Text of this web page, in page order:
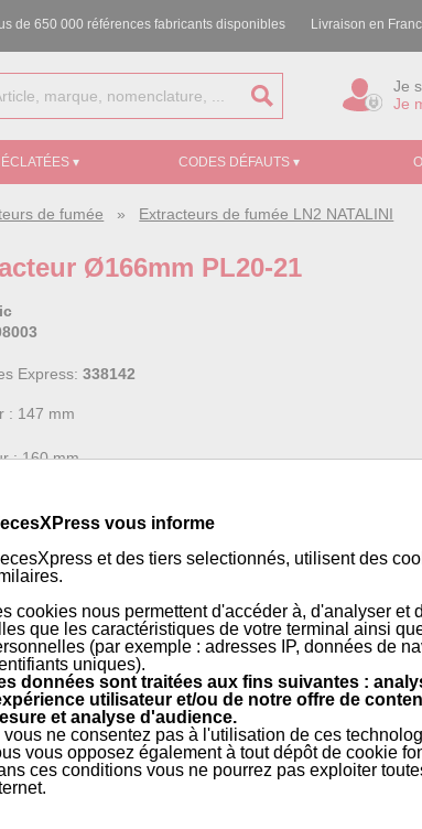
de 650 000 références fabricants disponibles Livraison en
Je
Je
▾ CODES DÉFAUTS ▾
de fumée » Extracteurs de fumée LN2 NATALINI
Ø166mm PL20-21
Express: 338142
: 147 mm
: 160 mm
SANS AMIANTE pour les extracteurs de fumées
- LN2 NATALINI SIT GROUP PL20 - PL21. Il résiste...
l'article
vous informe
et des tiers selectionnés, utilisent des
cookies nous permettent d'accéder à, d'analyser et
que les caractéristiques de votre terminal ainsi
(par exemple : adresses IP, données de
uniques).
données sont traitées aux fins suivantes :
utilisateur et/ou de notre offre de
et analyse d'audience.
vous ne consentez pas à l'utilisation de ces
vous opposez également à tout dépôt de cookie
ces conditions vous ne pourrez pas exploiter